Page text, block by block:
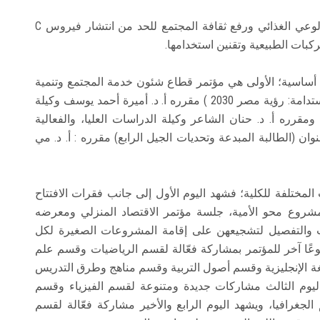
تقديم الاستشارات العلمية من خلال القوافل نشر الوعي الغذائي ورفع ثقافة المجتمع للحد من انتشار فيروس C
الطبيعية وتقنين استخدامها.
أساسية؛ الأولى هي مؤتمر قطاع شئون خدمة المجتمع وتنمية
البيئة الدولي السابع بعنوان (المرأة والإبداع تنمية مستدامة: رؤية مصر 2030 ) مقرره أ. د. أميرة أحمد يوسف وكيلة
ومقرره أ. د. حنان الشاعر وكيلة الدراسات العليا، والفعالية
(الطالبة المبدعة وتحديات الجيل الرابع) مقرره : أ. د. مي
للكلية؛ فشهد اليوم الأول إلى جانب فقرات الافتتاح
مشروع محو الأمية، جلسة مؤتمر الاقتصاد المنزلي ومعرضه
والتفصيل لتشجيعهن على إقامة المشروعات الصغيرة لكل
آخر للمؤتمر بمشاركة فعّالة لقسم الرياضيات وقسم علم
الإنجليزية وقسم أصول التربية وقسم مناهج وطرق التدريس
الثالث مشاركات جديدة ومتنوعة لقسم الفيزياء وقسم
ويشهد اليوم الرابع والأخير مشاركة فعّالة لقسم